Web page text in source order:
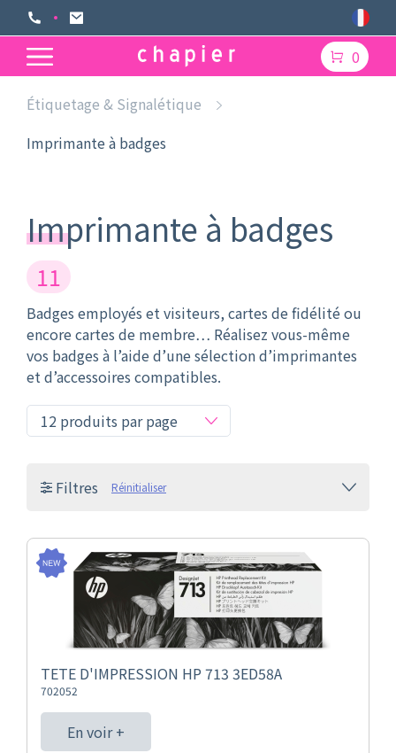
0
Étiquetage & Signalétique
Imprimante à badges
Imprimante à badges
11
Badges employés et visiteurs, cartes de fidélité ou
encore cartes de membre… Réalisez vous-même
vos badges à l’aide d’une sélection d’imprimantes
et d’accessoires compatibles.
Filtres Réinitialiser
TETE D'IMPRESSION HP 713 3ED58A
702052
En voir +